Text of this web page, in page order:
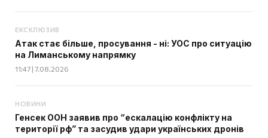
ЕКСКЛЮЗИВ
Атак стає більше, просування - ні: УОС про ситуацію
на Лиманському напрямку
11:47 | 7.08.2026
НОВИНИ
Генсек ООН заявив про “ескалацію конфлікту на
території рф” та засудив удари українських дронів